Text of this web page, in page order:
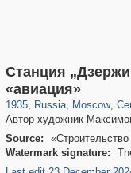
Станция
«авиация»
1935, Russia
1,406,211
, Moscow
319,779 8,286
,
159,978
Автор художник
Source:
Watermark signature: